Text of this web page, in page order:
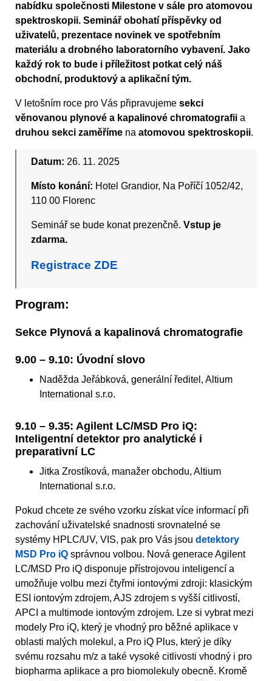
nabídku společnosti Milestone v sále pro atomovou
spektroskopii. Seminář obohatí příspěvky od
uživatelů, prezentace novinek ve spotřebním
materiálu a drobného laboratorního vybavení. Jako
každý rok to bude i příležitost potkat celý náš
obchodní, produktový a aplikační tým.
V letošním roce pro Vás připravujeme sekci
věnovanou plynové a kapalinové chromatografii a
druhou sekci zaměříme na atomovou spektroskopii.
Datum: 26. 11. 2025
Místo konání: Hotel Grandior, Na Poříčí 1052/42,
110 00 Florenc
Seminář se bude konat prezenčně.Vstup je
zdarma.
Registrace ZDE
Program:
Sekce Plynová a kapalinová chromatografie
9.00 – 9.10: Úvodní slovo
Naděžda Jeřábková, generální ředitel, Altium
International s.r.o.
9.10 – 9.35: Agilent LC/MSD Pro iQ:
Inteligentní detektor pro analytické i
preparativní LC
Jitka Zrostíková, manažer obchodu, Altium
International s.r.o.
Pokud chcete ze svého vzorku získat více informací při
zachování uživatelské snadnosti srovnatelné se
systémy HPLC/UV, VIS, pak pro Vás jsou detektory
MSD Pro iQ správnou volbou. Nová generace Agilent
LC/MSD Pro iQ disponuje přístrojovou inteligencí a
umožňuje volbu mezi čtyřmi iontovými zdroji: klasickým
ESI iontovým zdrojem, AJS zdrojem s vyšší citlivostí,
APCI a multimode iontovým zdrojem. Lze si vybrat mezi
modely Pro iQ, který je vhodný pro běžné aplikace v
oblasti malých molekul, a Pro iQ Plus, který je díky
svému rozsahu m/z a také vysoké citlivosti vhodný i pro
biopharma aplikace a pro biomolekuly obecně. Kromě